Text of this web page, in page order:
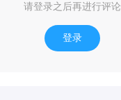
请登录之后再进行评论
登录